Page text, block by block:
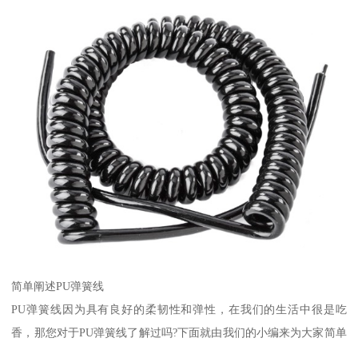
简单阐述PU弹簧线
PU弹簧线因为具有良好的柔韧性和弹性，在我们的生活中很是吃
香，那您对于PU弹簧线了解过吗?下面就由我们的小编来为大家简单